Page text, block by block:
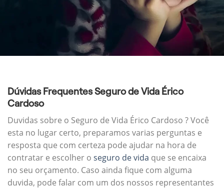
Dúvidas Frequentes Seguro de Vida Érico
Cardoso
Duvidas sobre o Seguro de Vida Érico Cardoso ? Você
esta no lugar certo, preparamos varias perguntas e
resposta que com certeza pode ajudar na hora de
contratar e escolher o seguro de vida que se encaixa
no seu orçamento. Caso ainda fique com alguma
duvida, pode falar com um dos nossos representantes